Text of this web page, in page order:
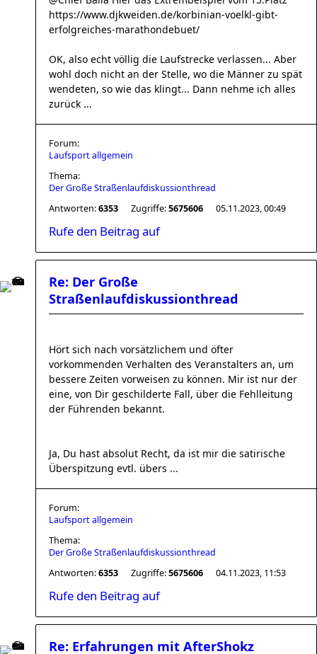
https://www.djkweiden.de/korbinian-voelkl-gibt-
erfolgreiches-marathondebuet/
OK, also echt völlig die Laufstrecke verlassen... Aber
wohl doch nicht an der Stelle, wo die Männer zu spät
wendeten, so wie das klingt... Dann nehme ich alles
zurück ...
Forum:
Laufsport allgemein
Thema:
Der Große Straßenlaufdiskussionthread
Antworten:6353 Zugriffe:5675606 05.11.2023, 00:49
Rufe den Beitrag auf
Re: Der Große
Straßenlaufdiskussionthread
Hört sich nach vorsätzlichem und öfter
vorkommenden Verhalten des Veranstalters an, um
bessere Zeiten vorweisen zu können. Mir ist nur der
eine, von Dir geschilderte Fall, über die Fehlleitung
der Führenden bekannt.
Ja, Du hast absolut Recht, da ist mir die satirische
Überspitzung evtl. übers ...
Forum:
Laufsport allgemein
Thema:
Der Große Straßenlaufdiskussionthread
Antworten:6353 Zugriffe:5675606 04.11.2023, 11:53
Rufe den Beitrag auf
Re: Erfahrungen mit AfterShokz